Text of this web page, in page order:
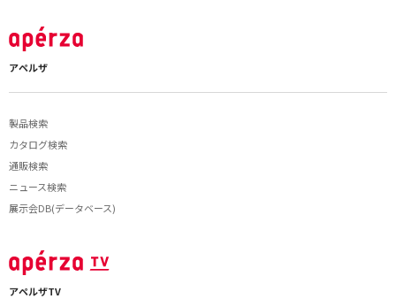
アペルザ
製品検索
カタログ検索
通販検索
ニュース検索
展示会DB(データベース)
アペルザTV